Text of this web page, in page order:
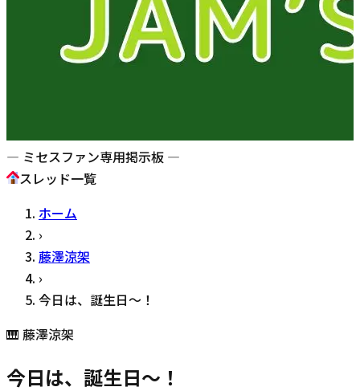
— ミセスファン専用掲示板 —
スレッド一覧
ホーム
›
藤澤涼架
›
今日は、誕生日〜！
🎹 藤澤涼架
今日は、誕生日〜！